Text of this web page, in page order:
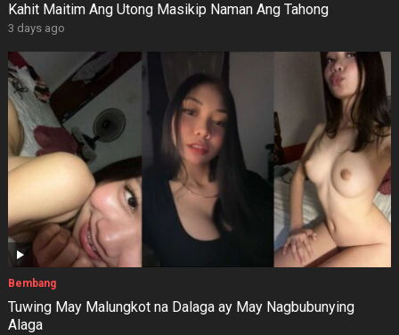
Kahit Maitim Ang Utong Masikip Naman Ang Tahong
3 days ago
Bembang
Tuwing May Malungkot na Dalaga ay May Nagbubunying
Alaga